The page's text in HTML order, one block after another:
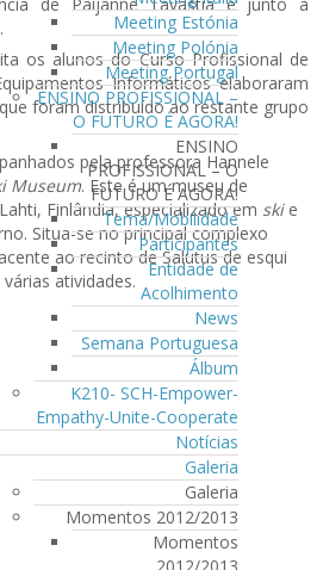
Meeting Estónia
Meeting Polónia
Meeting Portugal
ENSINO PROFISSIONAL –
O FUTURO É AGORA!
ENSINO
PROFISSIONAL – O
FUTURO É AGORA!
Tema/Mobilidade
Participantes
Entidade de
Acolhimento
News
Semana Portuguesa
Álbum
K210- SCH-Empower-
Empathy-Unite-Cooperate
Notícias
Galeria
Galeria
Momentos 2012/2013
Momentos
os alunos do Curso Profissional de
Informáticos elaboraram
foram distribuído ao restante grupo
pela professora Hannele
Museum. Este é um museu de
Finlândia, especializado em skie
Situa-se no principal complexo
ao recinto de Salutus de esqui
atividades.